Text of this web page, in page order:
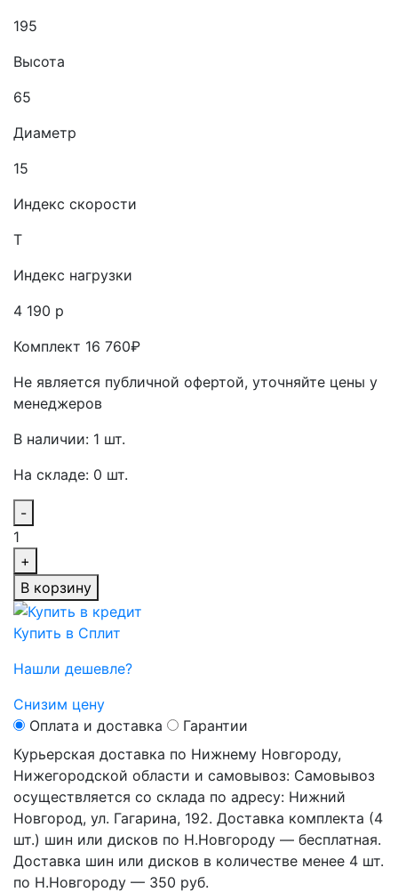
195
Высота
65
Диаметр
15
Индекс скорости
T
Индекс нагрузки
4 190 р
Комплект 16 760₽
Не является публичной офертой, уточняйте цены у
менеджеров
В наличии: 1 шт.
На складе: 0 шт.
-
1
+
В корзину
Купить в Сплит
Нашли дешевле?
Снизим цену
Оплата и доставка
Гарантии
Курьерская доставка по Нижнему Новгороду,
Нижегородской области и самовывоз: Самовывоз
осуществляется со склада по адресу: Нижний
Новгород, ул. Гагарина, 192. Доставка комплекта (4
шт.) шин или дисков по Н.Новгороду — бесплатная.
Доставка шин или дисков в количестве менее 4 шт.
по Н.Новгороду — 350 руб.